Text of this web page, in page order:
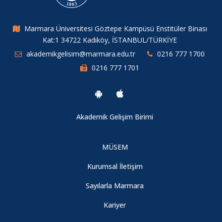
Üreticileri Birliği) Webinarı yayınlandı.
Yazılım, Elektronik Ve Otomotiv Sektörlerine Yönelik
Uluslararası Hibe Programları Online Bilgilendirme Semineri
Gıda, Biyoteknoloji, Malzeme ve Kimya Sektörlerine Yönelik
Uluslararası Hibe Programları Online Bilgilendirme Semineri
MÜ Akademik Gelişim Birimi DOBİSU Atölyeleri Dijital Sergisi
Uluslararası Dergilerde Yayın Yapma Eğitimi 13 Mayıs 2019
Marmara Üniversitesi Göztepe Kampüsü Enstitüler Binası
Kat:1 34722 Kadıköy, İSTANBUL/TÜRKİYE
akademikgelisim@marmara.edu.tr
0216 777 1700
0216 777 1701
Akademik Gelişim Birimi
MÜSEM
Kurumsal İletişim
Sayılarla Marmara
Kariyer